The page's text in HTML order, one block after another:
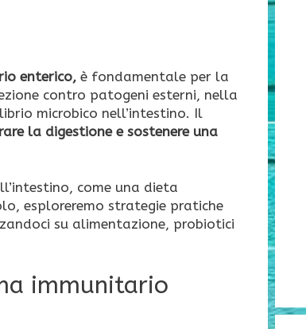
enterico, è fondamentale per la
contro patogeni esterni, nella
microbico nell’intestino. Il
la digestione e sostenere una
come una dieta
esploreremo strategie pratiche
su alimentazione, probiotici
immunitario